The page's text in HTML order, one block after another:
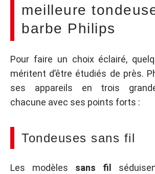
meilleure
barbe Philips
Pour faire un choix éclairé,
méritent d’être étudiés de près.
ses appareils en trois
chacune avec ses points forts :
Tondeuses sans fil
Les modèles sans fil